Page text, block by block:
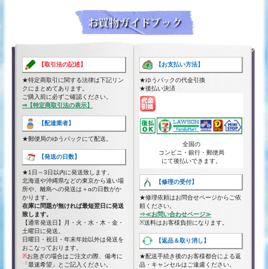
【取引法の記述】
★特定商取引に関する法律は下記リン
クにまとめてあります。
ご購入前に必ずご確認ください。
⇒【特定商取引法の表示】
【配達業者】
★郵便局のゆうパックにて配送。
【発送の日数】
★1日～3日以内に発送致します。
北海道や沖縄県などの東京から遠い場
所や、離島への発送は＋αの日数がか
かります。
在庫に問題が無ければ最短翌日に発送
致します。
【通常発送日】月・火・水・木・金・
土曜日に発送。
日曜日・祝日・年末年始以外は発送を
おこなっております。
※お急ぎの場合はご注文の際、備考に
「最速希望」とご記入ください。
【お支払い方法】
★ゆうパックの代金引換
★後払い決済
全国の
コンビニ・銀行・郵便局
にて後払いできます。
【修理の受付】
★修理依頼はお問合せページからご依
頼ください。
⇒≪お問い合わせページ≫
※送料はお客様負担になります。
【返品＆取り消し】
★配送手続き後のお客様都合による返
品・キャンセルはご遠慮ください。